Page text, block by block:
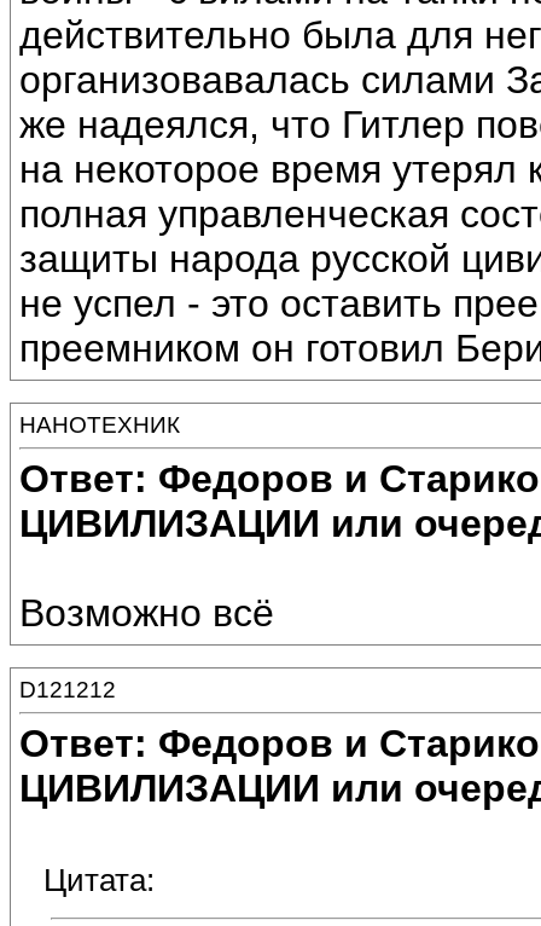
действительно была для
организовавалась силами
же надеялся, что Гитлер
на некоторое время утерял
полная управленческая
защиты народа русской
не успел - это оставить
преемником он готовил
НАНОТЕХНИК
Ответ: Федоров и
ЦИВИЛИЗАЦИИ или
Возможно всё
D121212
Ответ: Федоров и
ЦИВИЛИЗАЦИИ или
Цитата: